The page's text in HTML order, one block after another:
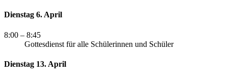
Dienstag 6. April
8:00 – 8:45
Gottesdienst für alle Schülerinnen und Schüler
Dienstag 13. April